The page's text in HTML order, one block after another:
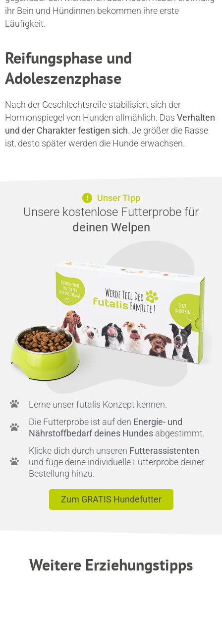
ihr Bein und Hündinnen bekommen ihre erste
Läufigkeit.
Reifungsphase und
Adoleszenzphase
Nach der Geschlechtsreife stabilisiert sich der
Hormonspiegel von Hunden allmählich. Das Verhalten
und der Charakter festigen sich. Je größer die Rasse
ist, desto später werden die Hunde erwachsen.
Unser Tipp
Unsere kostenlose Futterprobe für
deinen Welpen
Lerne unser futalis Konzept kennen.
Die Futterprobe ist auf den Energie- und
Nährstoffbedarf deines Hundesabgestimmt.
Klicke dich durch unseren Futterassistenten
und füge deine individuelle Futterprobe deiner
Bestellung hinzu.
Zum GRATIS Hundefutter
Weitere Erziehungstipps